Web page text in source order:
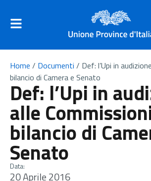
Home / Documenti / Def: l’Upi in
bilancio di Camera e Senato
Def: l’Upi in
alle
bilancio di
Senato
Data:
20 Aprile 2016